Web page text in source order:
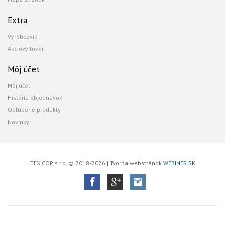
Extra
Výrobcovia
Akciový tovar
Môj účet
Môj účet
História objednávok
Obľúbené produkty
Novinky
TEXICOP s.r.o. © 2018-2026 | Tvorba webstránok WEBINER.SK